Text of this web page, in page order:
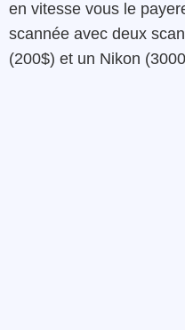
en vitesse vous le
scannée avec deux
(200$) et un Nikon